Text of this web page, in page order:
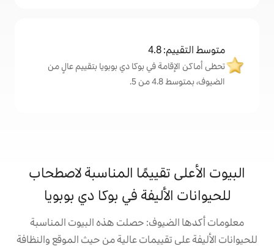
في بوكا دي بوبويا بتقييم عالٍ من
المناسبة لاصطحاب
في بوكا دي بوبويا
حصلت هذه البيوت المناسبة
عالية من حيث الموقع والنظافة